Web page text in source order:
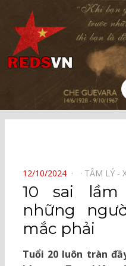
Kênh chia sẻ tri thức cộng đồng
POSTED
ON
12/10/2024 TÂM LÝ -
10 sai
những
mắc phải
Tuổi 20 luôn tràn